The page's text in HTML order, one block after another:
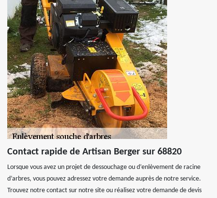
Contact rapide de Artisan Berger sur 68820
Lorsque vous avez un projet de dessouchage ou d’enlèvement de racine
d’arbres, vous pouvez adressez votre demande auprès de notre service.
Trouvez notre contact sur notre site ou réalisez votre demande de devis